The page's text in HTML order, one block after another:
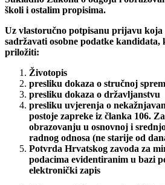
školi i ostalim propisima.
Uz vlastoručno potpisanu prijavu koja
sadržavati osobne podatke
priložiti:
Životopis
presliku dokaza o stručnoj
presliku dokaza o državljanstvu
presliku uvjerenja o
postoje zapreke iz članka 106.
obrazovanju u osnovnoj i
radnog odnosa (ne starije od
Potvrda Hrvatskog zavoda za
podacima evidentiranim u bazi
elektronički zapis